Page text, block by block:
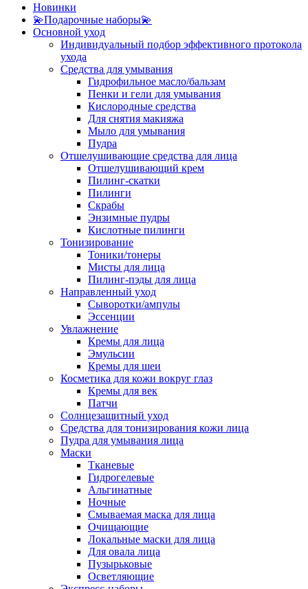
Новинки
💫Подарочные наборы💫
Основной уход
Индивидуальный подбор эффективного протокола
ухода
Средства для умывания
Гидрофильное масло/бальзам
Пенки и гели для умывания
Кислородные средства
Для снятия макияжа
Мыло для умывания
Пудра
Отшелушивающие средства для лица
Отшелушивающий крем
Пилинг-скатки
Пилинги
Скрабы
Энзимные пудры
Кислотные пилинги
Тонизирование
Тоники/тонеры
Мисты для лица
Пилинг-пэды для лица
Направленный уход
Сыворотки/ампулы
Эссенции
Увлажнение
Кремы для лица
Эмульсии
Кремы для шеи
Косметика для кожи вокруг глаз
Кремы для век
Патчи
Солнцезащитный уход
Средства для тонизирования кожи лица
Пудра для умывания лица
Маски
Тканевые
Гидрогелевые
Альгинатные
Ночные
Смываемая маска для лица
Очищающие
Локальные маски для лица
Для овала лица
Пузырьковые
Осветляющие